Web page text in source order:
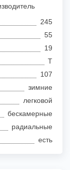
245
55
19
T
107
зимние
легковой
бескамерные
радиальные
есть